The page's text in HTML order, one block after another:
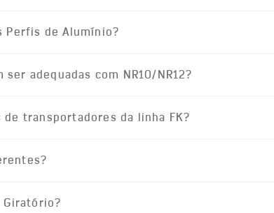
Perfis de Alumínio?
adequadas com NR10/NR12?
transportadores da linha FK?
Giratório?